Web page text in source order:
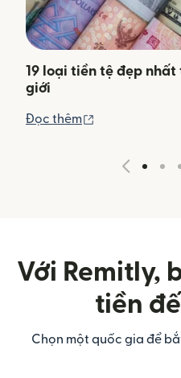
19 loại tiền tệ đẹp nhất
giới
Đọc thêm
Với Remitly,
tiền
Chọn một quốc gia để